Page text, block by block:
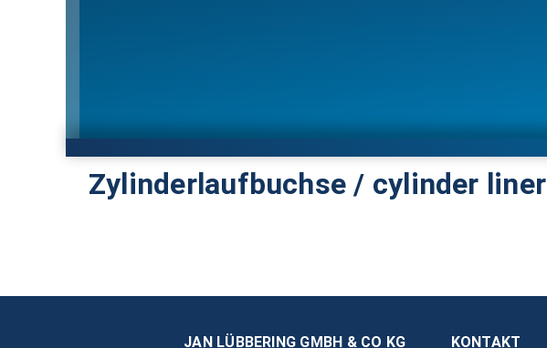
Zylinderlaufbuchse / cylinder liner
JAN LÜBBERING GMBH & CO KG KONTAKT